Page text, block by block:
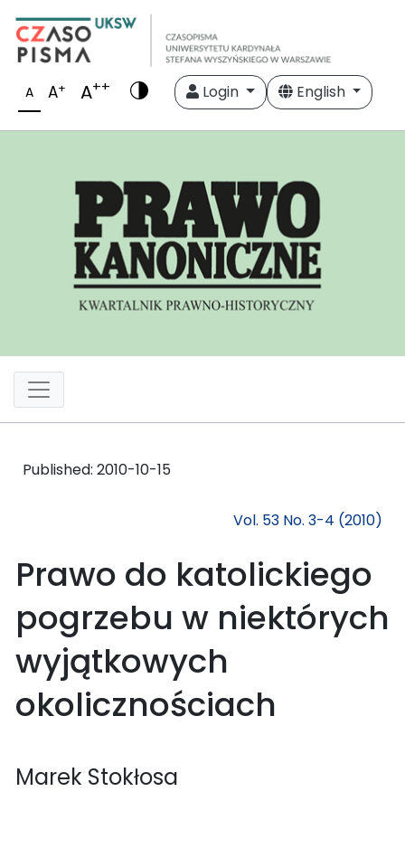
A A+ A++ Login English
Published: 2010-10-15
Vol. 53 No. 3-4 (2010)
Prawo do katolickiego
pogrzebu w niektórych
wyjątkowych
okolicznościach
Marek Stokłosa